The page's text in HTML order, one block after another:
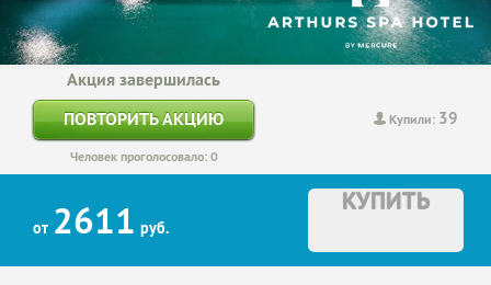
Купили: 39
Акция завершилась
ПОВТОРИТЬ АКЦИЮ
Человек проголосовало: 0
от 2611 руб.
КУПИТЬ